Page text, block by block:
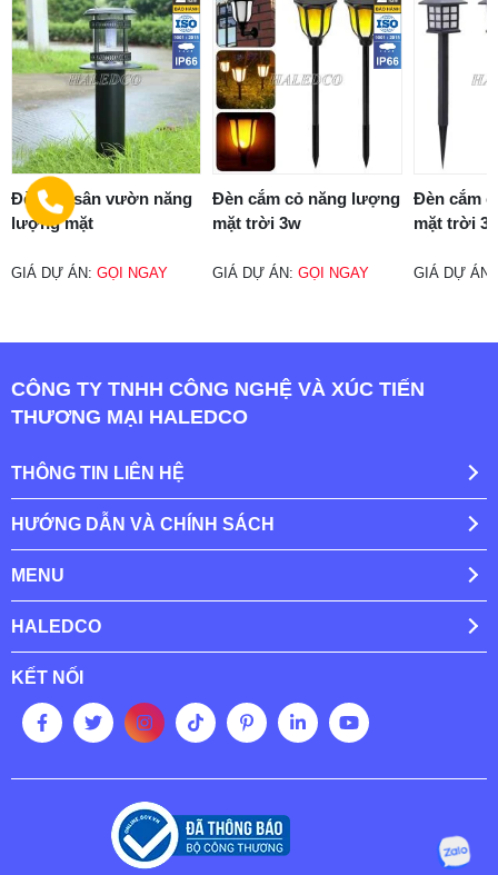
Đèn trụ sân vườn năng
lượng mặt
GIÁ DỰ ÁN: GỌI NGAY
Đèn cắm cỏ năng lượng
mặt trời 3w
GIÁ DỰ ÁN:GỌI NGAY
Đèn cắm
mặt trời
GIÁ DỰ
CÔNG TY TNHH CÔNG NGHỆ VÀ XÚC TIẾN
THƯƠNG MẠI HALEDCO
THÔNG TIN LIÊN HỆ
HƯỚNG DẪN VÀ CHÍNH SÁCH
MENU
HALEDCO
KẾT NỐI